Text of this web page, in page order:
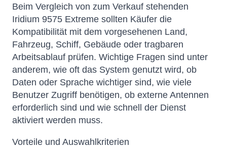
Beim Vergleich von zum Verkauf stehenden
Iridium 9575 Extreme sollten Käufer die
Kompatibilität mit dem vorgesehenen Land,
Fahrzeug, Schiff, Gebäude oder tragbaren
Arbeitsablauf prüfen. Wichtige Fragen sind unter
anderem, wie oft das System genutzt wird, ob
Daten oder Sprache wichtiger sind, wie viele
Benutzer Zugriff benötigen, ob externe Antennen
erforderlich sind und wie schnell der Dienst
aktiviert werden muss.
Vorteile und Auswahlkriterien